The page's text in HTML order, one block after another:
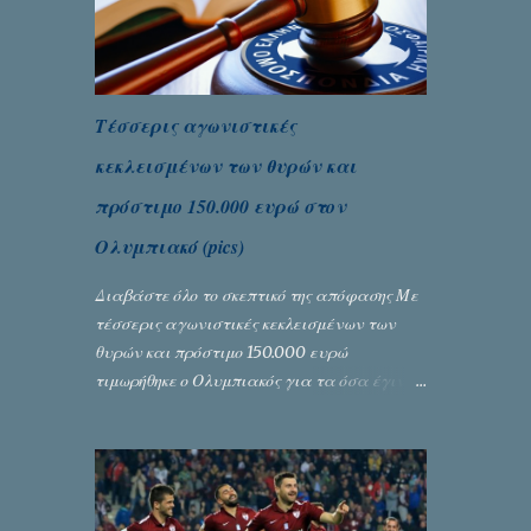
Τέσσερις αγωνιστικές
κεκλεισμένων των θυρών και
πρόστιμο 150.000 ευρώ στον
Ολυμπιακό (pics)
Διαβάστε όλο το σκεπτικό της απόφασης Με
τέσσερις αγωνιστικές κεκλεισμένων των
θυρών και πρόστιμο 150.000 ευρώ
τιμωρήθηκε ο Ολυμπιακός για τα όσα έγιναν
εξάντλησε την αυστηρότητά της,
περισσότερο λόγω του ντόρου που
δημιούργησαν τα ελεγχόμενα ΜΜΕ, αλλά